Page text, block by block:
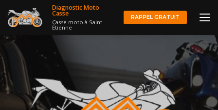
au
contenu
Diagnostic Moto
Casse
Casse moto à Saint-
Étienne
RAPPEL GRATUIT